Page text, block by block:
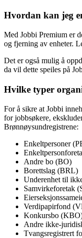
Hvordan kan jeg
Med Jobbi Premium er
og fjerning av enheter.
Det er også mulig å
da vil dette speiles på
Hvilke typer
For å sikre at Jobbi
for jobbsøkere,
Brønnøysundregistrene:
Enkeltpersoner
Andre bo (BO)
Borettslag (BRL)
Underenhet til
Samvirkeforetak
Verdipapirfond
Konkursbo
Andre ikke-
Tvangsregistrert